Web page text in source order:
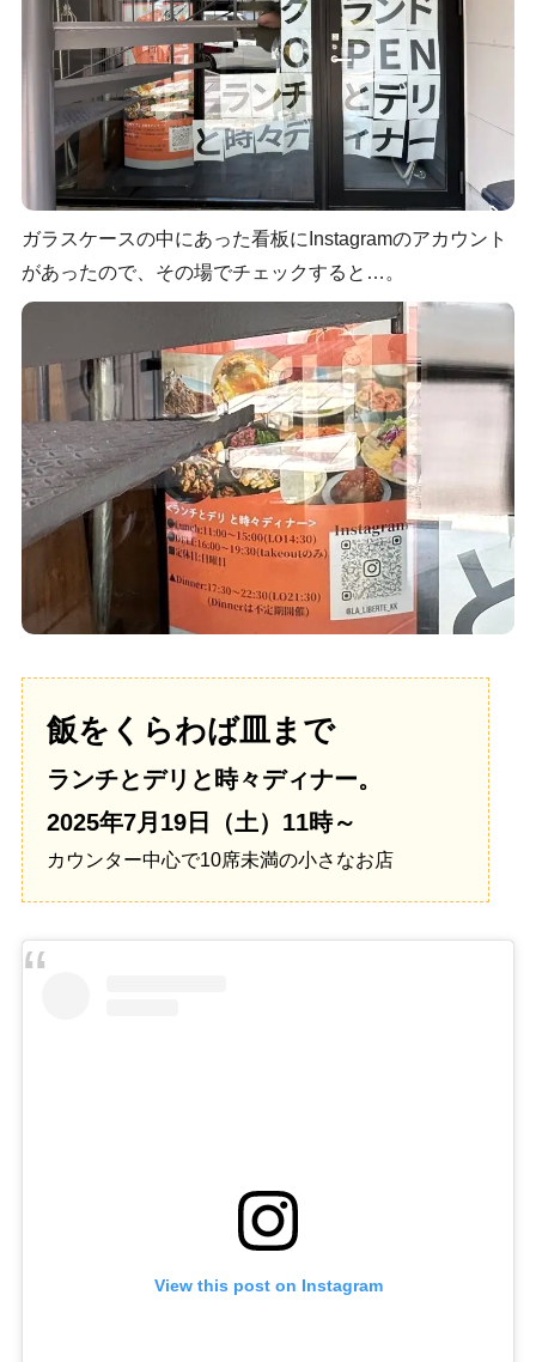
ガラスケースの中にあった看板にInstagramのアカウント
があったので、その場でチェックすると…。
飯をくらわば皿まで
ランチとデリと時々ディナー。
2025年7月19日（土）11時～
カウンター中心で10席未満の小さなお店
View this post on Instagram